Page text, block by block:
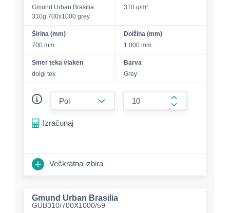
Gmund Urban Brasilia
310g 700x1000 grey
310 g/m²
Širina (mm)
700 mm
Dolžina (mm)
1.000 mm
Smer teka vlaken
dolgi tek
Barva
Grey
form.increase-
Izračunaj
Večkratna izbira
Gmund Urban Brasilia
GUB310/700X1000/59